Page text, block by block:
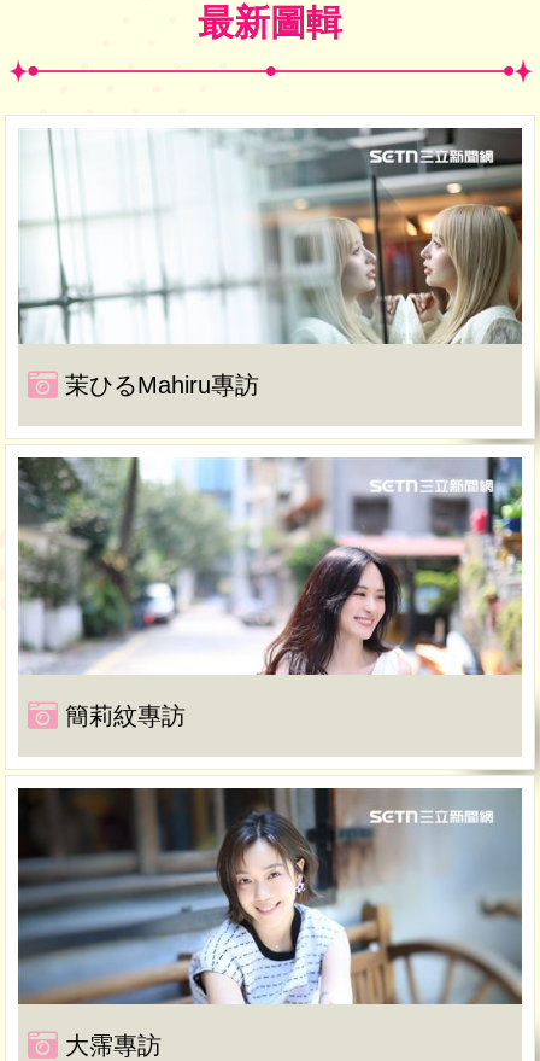
最新圖輯
茉ひるMahiru專訪
簡莉紋專訪
大霈專訪